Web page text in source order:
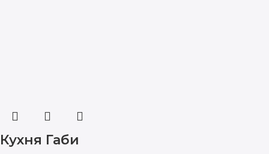
Кухня Габи